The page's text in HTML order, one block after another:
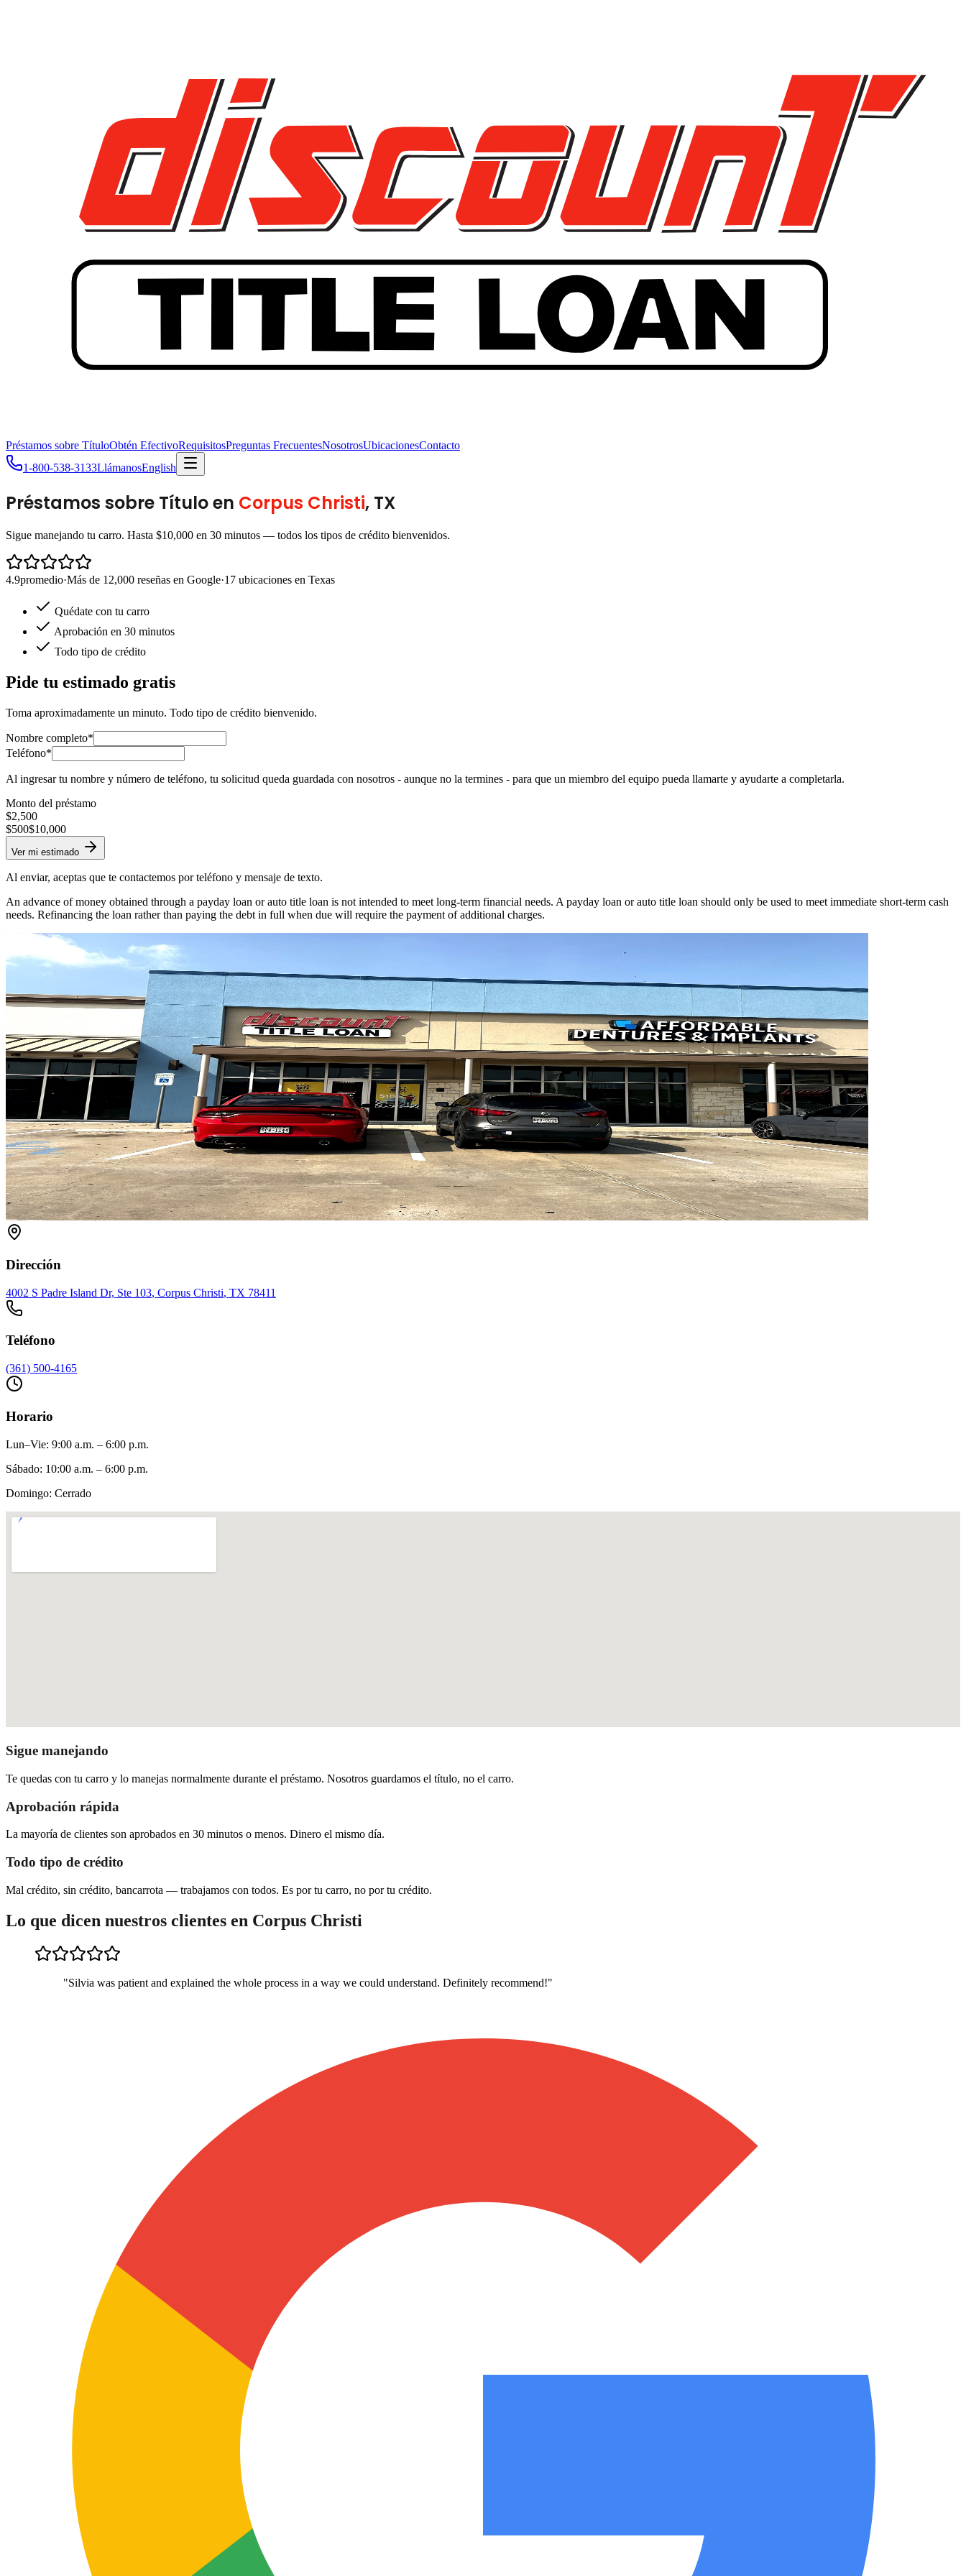
Préstamos sobre TítuloObtén EfectivoRequisitosPreguntas FrecuentesNosotrosUbicacionesContacto
1-800-538-3133LlámanosEnglish
Préstamos sobre Título en Corpus Christi, TX
Sigue manejando tu carro. Hasta $10,000 en 30 minutos — todos los tipos de crédito bienvenidos.
4.9promedio·Más de 12,000 reseñas en Google·17 ubicaciones en Texas
Quédate con tu carro
Aprobación en 30 minutos
Todo tipo de crédito
Pide tu estimado gratis
Toma aproximadamente un minuto. Todo tipo de crédito bienvenido.
Nombre completo*
Teléfono*
Al ingresar tu nombre y número de teléfono, tu solicitud queda guardada con nosotros - aunque no la termines - para que un miembro del equipo pueda llamarte y ayudarte a completarla.
Monto del préstamo
$2,500
$500$10,000
Ver mi estimado
Al enviar, aceptas que te contactemos por teléfono y mensaje de texto.
An advance of money obtained through a payday loan or auto title loan is not intended to meet long-term financial needs. A payday loan or auto title loan should only be used to meet immediate short-term cash
needs. Refinancing the loan rather than paying the debt in full when due will require the payment of additional charges.
Dirección
4002 S Padre Island Dr, Ste 103, Corpus Christi, TX 78411
Teléfono
(361) 500-4165
Horario
Lun–Vie: 9:00 a.m. – 6:00 p.m.
Sábado: 10:00 a.m. – 6:00 p.m.
Domingo: Cerrado
Sigue manejando
Te quedas con tu carro y lo manejas normalmente durante el préstamo. Nosotros guardamos el título, no el carro.
Aprobación rápida
La mayoría de clientes son aprobados en 30 minutos o menos. Dinero el mismo día.
Todo tipo de crédito
Mal crédito, sin crédito, bancarrota — trabajamos con todos. Es por tu carro, no por tu crédito.
Lo que dicen nuestros clientes en Corpus Christi
"Silvia was patient and explained the whole process in a way we could understand. Definitely recommend!"